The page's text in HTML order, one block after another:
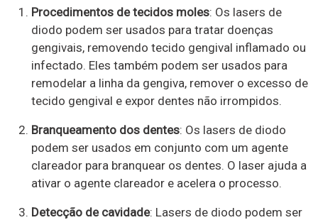
Procedimentos de tecidos moles: Os lasers de
diodo podem ser usados ​​para tratar doenças
gengivais, removendo tecido gengival inflamado ou
infectado. Eles também podem ser usados ​​para
remodelar a linha da gengiva, remover o excesso de
tecido gengival e expor dentes não irrompidos.
Branqueamento dos dentes: Os lasers de diodo
podem ser usados ​​em conjunto com um agente
clareador para branquear os dentes. O laser ajuda a
ativar o agente clareador e acelera o processo.
Detecção de cavidade: Lasers de diodo podem ser